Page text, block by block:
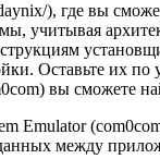
), где вы
учитывая
Оставьте их
вы сможете
Emulator
между